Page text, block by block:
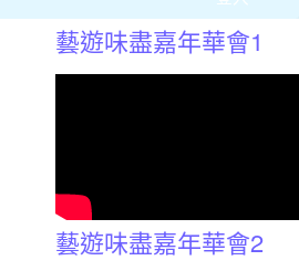
藝遊味盡嘉年華會1
藝遊味盡嘉年華會2